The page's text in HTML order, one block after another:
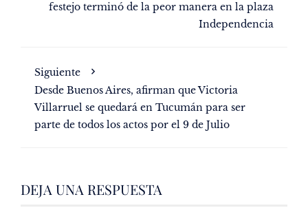
festejo terminó de la peor manera en la plaza
Independencia
Siguiente
Desde Buenos Aires, afirman que Victoria
Villarruel se quedará en Tucumán para ser
parte de todos los actos por el 9 de Julio
DEJA UNA RESPUESTA